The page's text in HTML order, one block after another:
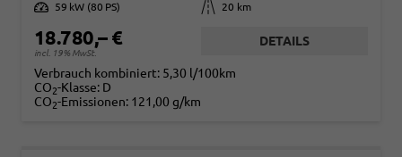
Leistung
59 kW (80 PS) Kilometerstand 20 km
18.780,– €
incl. 19% MwSt.
DETAILS
Verbrauch kombiniert: 5,30 l/100km
CO2-Klasse: D
CO2-Emissionen: 121,00 g/km